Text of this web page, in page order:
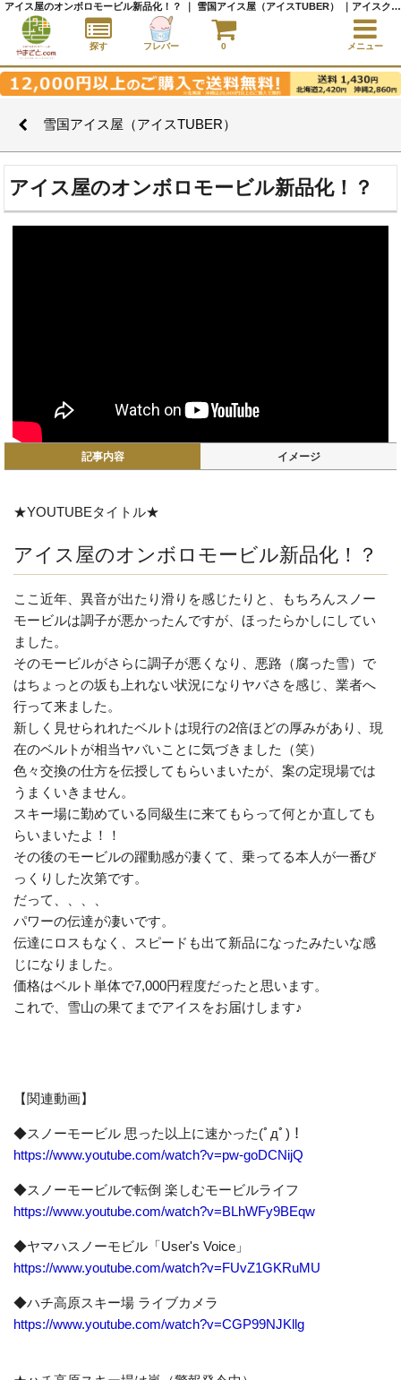
雪国アイス屋（アイスTUBER）
アイス屋のオンボロモービル新品化！？
記事内容 イメージ
★YOUTUBEタイトル★
アイス屋のオンボロモービル新品化！？
ここ近年、異音が出たり滑りを感じたりと、もちろんスノー
モービルは調子が悪かったんですが、ほったらかしにしてい
ました。
そのモービルがさらに調子が悪くなり、悪路（腐った雪）で
はちょっとの坂も上れない状況になりヤバさを感じ、業者へ
行って来ました。
新しく見せられれたベルトは現行の2倍ほどの厚みがあり、現
在のベルトが相当ヤバいことに気づきました（笑）
色々交換の仕方を伝授してもらいまいたが、案の定現場では
うまくいきません。
スキー場に勤めている同級生に来てもらって何とか直しても
らいまいたよ！！
その後のモービルの躍動感が凄くて、乗ってる本人が一番び
っくりした次第です。
だって、、、、
パワーの伝達が凄いです。
伝達にロスもなく、スピードも出て新品になったみたいな感
じになりました。
価格はベルト単体で7,000円程度だったと思います。
これで、雪山の果てまでアイスをお届けします♪
【関連動画】
◆スノーモービル 思った以上に速かった(ﾟдﾟ)！
https://www.youtube.com/watch?v=pw-goDCNijQ
◆スノーモービルで転倒 楽しむモービルライフ
https://www.youtube.com/watch?v=BLhWFy9BEqw
◆ヤマハスノーモビル「User's Voice」
https://www.youtube.com/watch?v=FUvZ1GKRuMU
◆ハチ高原スキー場 ライブカメラ
https://www.youtube.com/watch?v=CGP99NJKllg
アイス屋のオンボロモービル新品化！？ ｜ 雪国アイス屋（アイスTUBER） ｜アイスクリーム通販サイト｜アイスクリームギフト│全国にご当地アイスをお届け - やまざと.com
探す フレバー 0 メニュー